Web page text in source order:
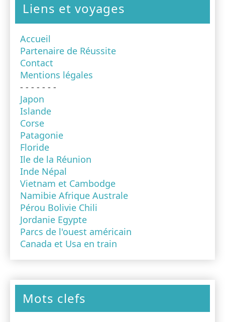
Liens et voyages
Accueil
Partenaire de Réussite
Contact
Mentions légales
- - - - - - -
Japon
Islande
Corse
Patagonie
Floride
Ile de la Réunion
Inde Népal
Vietnam et Cambodge
Namibie Afrique Australe
Pérou Bolivie Chili
Jordanie Egypte
Parcs de l'ouest américain
Canada et Usa en train
Mots clefs